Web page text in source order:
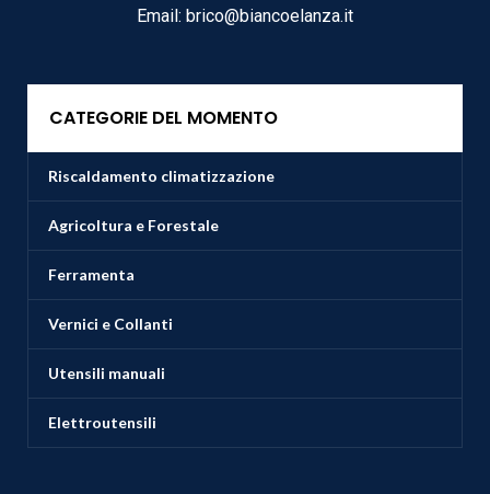
Email: brico@biancoelanza.it
CATEGORIE DEL MOMENTO
Riscaldamento climatizzazione
Agricoltura e Forestale
Ferramenta
Vernici e Collanti
Utensili manuali
Elettroutensili